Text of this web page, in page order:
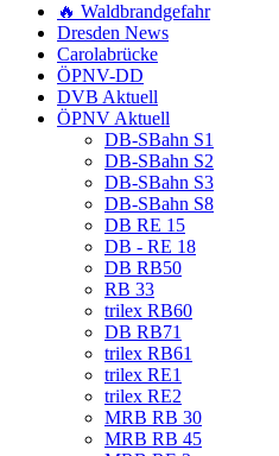
🔥 Waldbrandgefahr
Dresden News
Carolabrücke
ÖPNV-DD
DVB Aktuell
ÖPNV Aktuell
DB-SBahn S1
DB-SBahn S2
DB-SBahn S3
DB-SBahn S8
DB RE 15
DB - RE 18
DB RB50
RB 33
trilex RB60
DB RB71
trilex RB61
trilex RE1
trilex RE2
MRB RB 30
MRB RB 45